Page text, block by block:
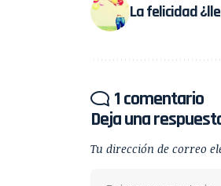
La felicidad
1 comentario
Deja una
Tu dirección de correo